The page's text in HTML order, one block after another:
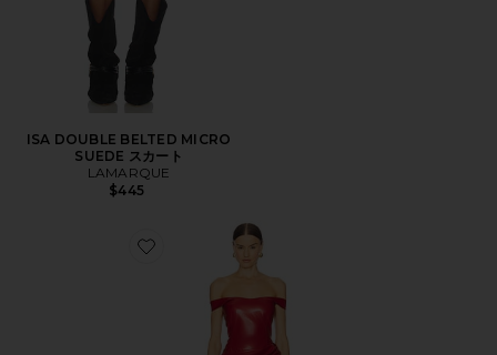
ISA DOUBLE BELTED MICRO
SUEDE スカート
LAMARQUE
$445
Favorite EMERSON ドレス